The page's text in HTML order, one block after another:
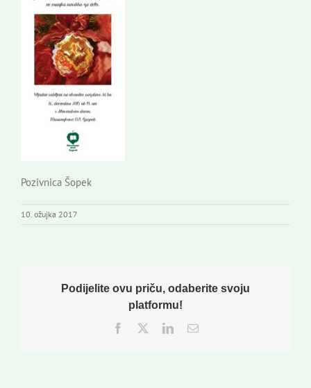
Pozivnica Šopek
10. ožujka 2017
Podijelite ovu priču, odaberite svoju
platformu!
Facebook
TwitterLinkedInEmail: